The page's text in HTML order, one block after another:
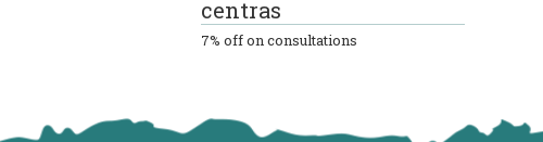
centras
7% off on consultations